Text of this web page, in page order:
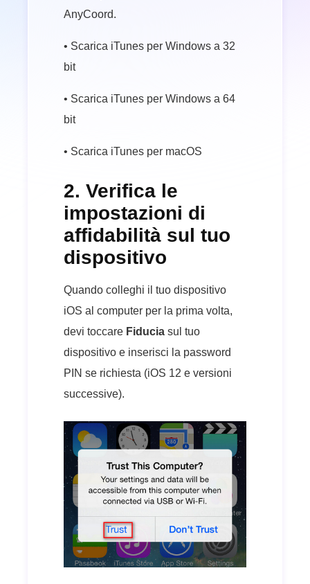
AnyCoord.
• Scarica iTunes per Windows a 32
bit
• Scarica iTunes per Windows a 64
bit
• Scarica iTunes per macOS
2. Verifica le
impostazioni di
affidabilità sul tuo
dispositivo
Quando colleghi il tuo dispositivo
iOS al computer per la prima volta,
devi toccare Fiducia sul tuo
dispositivo e inserisci la password
PIN se richiesta (iOS 12 e versioni
successive).